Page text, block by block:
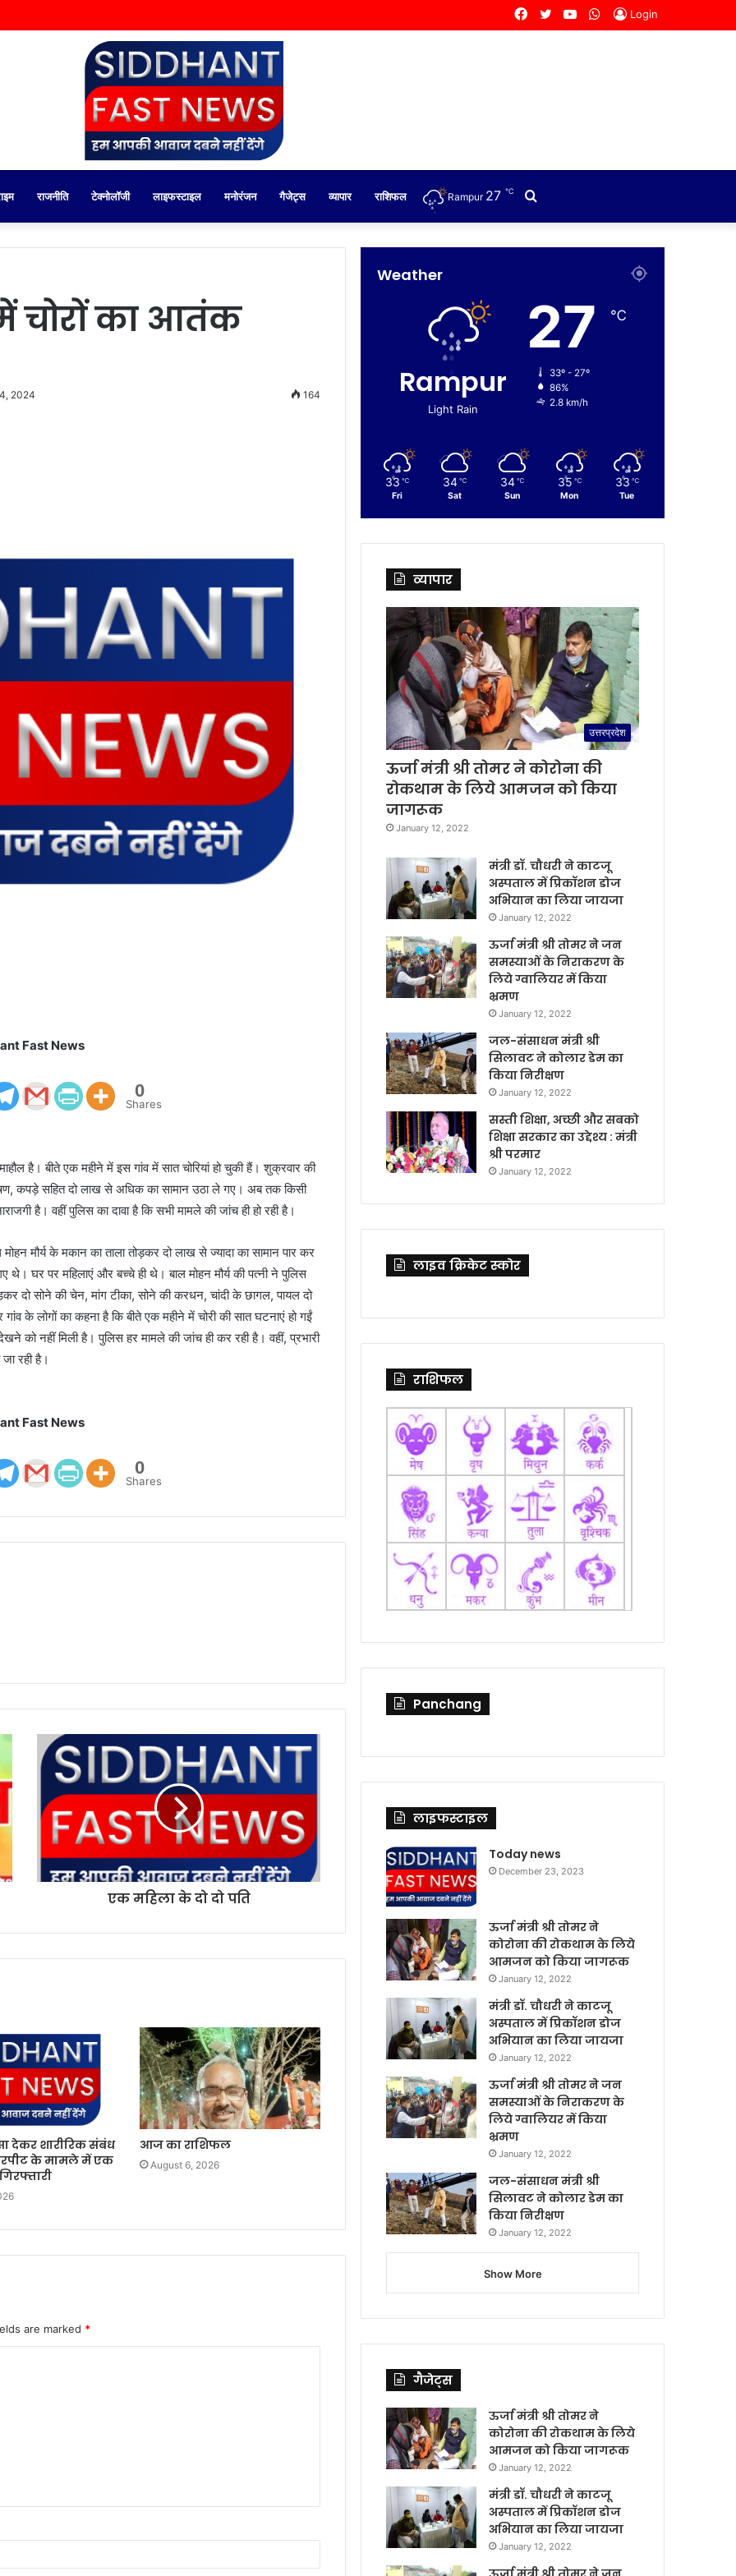
Login
WhatsApp
YouTube
Twitter
Facebook
राजनीति टेक्नोलॉजी लाइफस्टाइल मनोरंजन गैजेट्स व्यापार राशिफल
for
Rampur 27 ℃
में चोरों का आतंक
2024 164
Fast News
0
Shares
है। बीते एक महीने में इस गांव में सात चोरियां हो चुकी हैं। शुक्रवार की
कपड़े सहित दो लाख से अधिक का सामान उठा ले गए। अब तक किसी
है। वहीं पुलिस का दावा है कि सभी मामले की जांच ही हो रही है।
मौर्य के मकान का ताला तोड़कर दो लाख से ज्यादा का सामान पार कर
घर पर महिलाएं और बच्चे ही थे। बाल मोहन मौर्य की पत्नी ने पुलिस
दो सोने की चेन, मांग टीका, सोने की करधन, चांदी के छागल, पायल दो
लोगों का कहना है कि बीते एक महीने में चोरी की सात घटनाएं हो गईं
को नहीं मिली है। पुलिस हर मामले की जांच ही कर रही है। वहीं, प्रभारी
रही है।
Fast News
0
Shares
एक महिला के दो दो पति
देकर शारीरिक संबंध
के मामले में एक
आज का राशिफल
August 6, 2026
are marked *
Weather
Rampur
Light Rain
27 ℃
33º - 27º
86%
2.8 km/h
33 ℃
Fri
34 ℃
Sat
34 ℃
Sun
35 ℃
Mon
33 ℃
Tue
व्यापार
उत्तरप्रदेश
ऊर्जा मंत्री श्री तोमर ने कोरोना की
रोकथाम के लिये आमजन को किया
जागरूक
January 12, 2022
मंत्री डॉ. चौधरी ने काटजू
अस्पताल में प्रिकॉशन डोज
अभियान का लिया जायजा
January 12, 2022
ऊर्जा मंत्री श्री तोमर ने जन
समस्याओं के निराकरण के
लिये ग्वालियर में किया
भ्रमण
January 12, 2022
जल-संसाधन मंत्री श्री
सिलावट ने कोलार डेम का
किया निरीक्षण
January 12, 2022
सस्ती शिक्षा, अच्छी और सबको
शिक्षा सरकार का उद्देश्य : मंत्री
श्री परमार
January 12, 2022
लाइव क्रिकेट स्कोर
राशिफल
Panchang
लाइफस्टाइल
Today news
December 23, 2023
ऊर्जा मंत्री श्री तोमर ने
कोरोना की रोकथाम के लिये
आमजन को किया जागरूक
January 12, 2022
मंत्री डॉ. चौधरी ने काटजू
अस्पताल में प्रिकॉशन डोज
अभियान का लिया जायजा
January 12, 2022
ऊर्जा मंत्री श्री तोमर ने जन
समस्याओं के निराकरण के
लिये ग्वालियर में किया
भ्रमण
January 12, 2022
जल-संसाधन मंत्री श्री
सिलावट ने कोलार डेम का
किया निरीक्षण
January 12, 2022
Show More
गैजेट्स
ऊर्जा मंत्री श्री तोमर ने
कोरोना की रोकथाम के लिये
आमजन को किया जागरूक
January 12, 2022
मंत्री डॉ. चौधरी ने काटजू
अस्पताल में प्रिकॉशन डोज
अभियान का लिया जायजा
January 12, 2022